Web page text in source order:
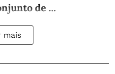
de ...
mais